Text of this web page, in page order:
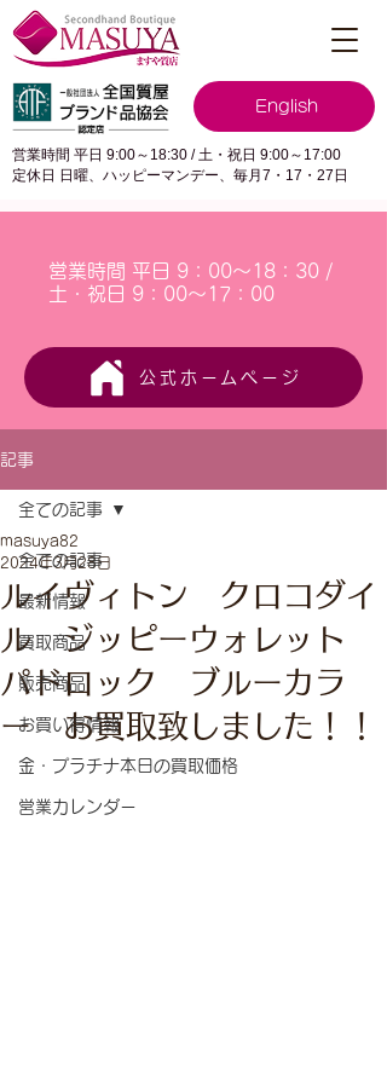
English
営業時間 平日 9:00～18:30 / 土・祝日 9:00～17:00
定休日 日曜、ハッピーマンデー、毎月7・17・27日
営業時間 平日 9：00～18：30 /
土・祝日 9：00～17：00
公式ホームページ
記事
全ての記事
最新情報
買取商品
販売商品
お買い得情報
金・プラチナ本日の買取価格
営業カレンダー
全ての記事
ルイヴィトン クロコダイ
ル ジッピーウォレット
パドロック ブルーカラ
ー お買取致しました！！
masuya82
2024年3月28日